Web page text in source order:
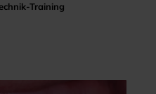
Training